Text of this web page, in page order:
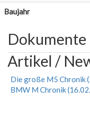
Baujahr
Dokumente
Artikel /
Die große M5 Chronik
BMW M Chronik